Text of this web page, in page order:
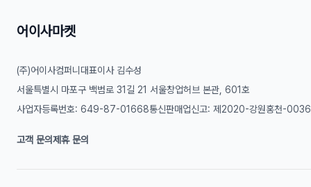
전체 #러블리
#섹시 #캠퍼스 #청순
소싱처
전체 1688
어이사마켓
(주)어이사컴퍼니 대표이사 김수성
서울특별시 마포구 백범로 31길 21 서울창업허브 본관, 601호
사업자등록번호: 649-87-01668통신판매업신고: 제2020-강원홍천-
고객 문의제휴 문의